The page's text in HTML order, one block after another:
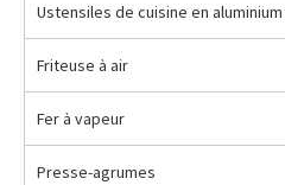
Ustensiles de cuisine en aluminium
Friteuse à air
Fer à vapeur
Presse-agrumes